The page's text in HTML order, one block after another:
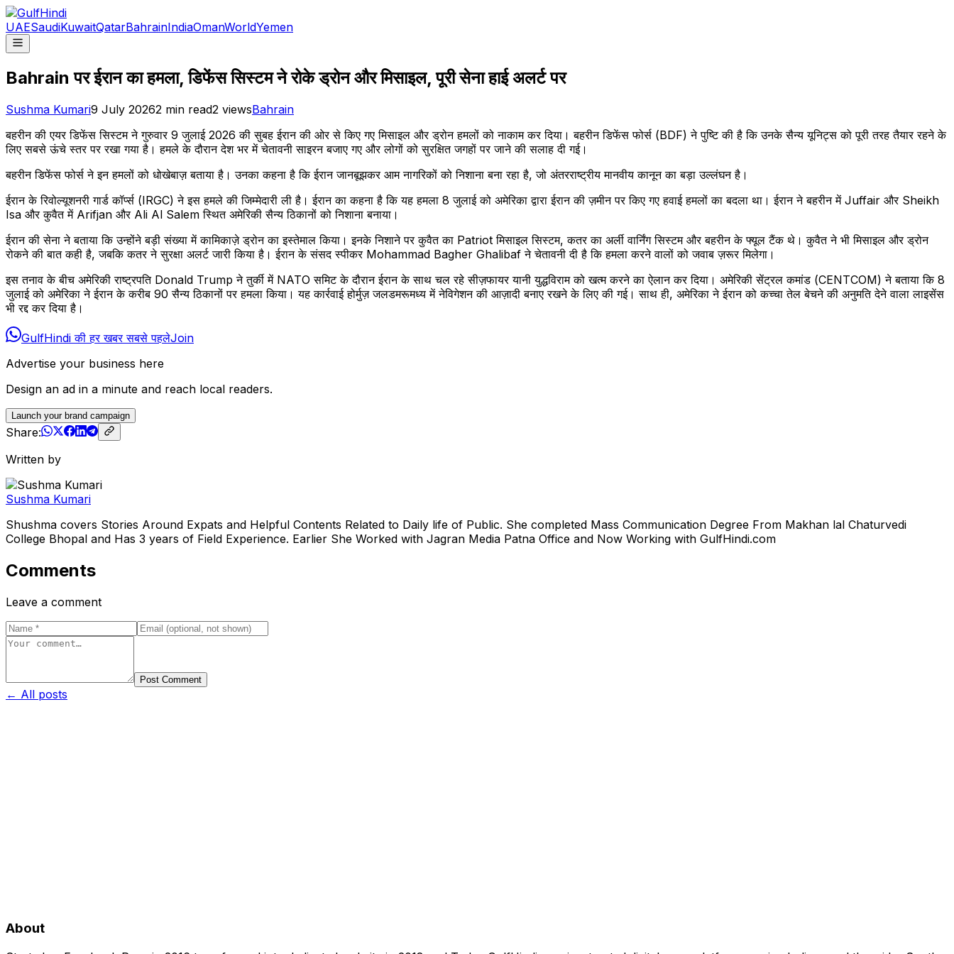
UAESaudiKuwaitQatarBahrainIndiaOmanWorldYemen
Bahrain पर ईरान का हमला, डिफेंस सिस्टम ने रोके ड्रोन और मिसाइल, पूरी सेना हाई अलर्ट पर
Sushma Kumari9 July 20262 min read2 viewsBahrain
बहरीन की एयर डिफेंस सिस्टम ने गुरुवार 9 जुलाई 2026 की सुबह ईरान की ओर से किए गए मिसाइल और ड्रोन हमलों को नाकाम कर दिया। बहरीन डिफेंस फोर्स (BDF) ने पुष्टि की है कि उनके सैन्य यूनिट्स को पूरी तरह तैयार रहने के
लिए सबसे ऊंचे स्तर पर रखा गया है। हमले के दौरान देश भर में चेतावनी साइरन बजाए गए और लोगों को सुरक्षित जगहों पर जाने की सलाह दी गई।
बहरीन डिफेंस फोर्स ने इन हमलों को धोखेबाज़ बताया है। उनका कहना है कि ईरान जानबूझकर आम नागरिकों को निशाना बना रहा है, जो अंतरराष्ट्रीय मानवीय कानून का बड़ा उल्लंघन है।
ईरान के रिवोल्यूशनरी गार्ड कॉर्प्स (IRGC) ने इस हमले की जिम्मेदारी ली है। ईरान का कहना है कि यह हमला 8 जुलाई को अमेरिका द्वारा ईरान की ज़मीन पर किए गए हवाई हमलों का बदला था। ईरान ने बहरीन में Juffair और Sheikh
Isa और कुवैत में Arifjan और Ali Al Salem स्थित अमेरिकी सैन्य ठिकानों को निशाना बनाया।
ईरान की सेना ने बताया कि उन्होंने बड़ी संख्या में कामिकाज़े ड्रोन का इस्तेमाल किया। इनके निशाने पर कुवैत का Patriot मिसाइल सिस्टम, कतर का अर्ली वार्निंग सिस्टम और बहरीन के फ्यूल टैंक थे। कुवैत ने भी मिसाइल और ड्रोन
रोकने की बात कही है, जबकि कतर ने सुरक्षा अलर्ट जारी किया है। ईरान के संसद स्पीकर Mohammad Bagher Ghalibaf ने चेतावनी दी है कि हमला करने वालों को जवाब ज़रूर मिलेगा।
इस तनाव के बीच अमेरिकी राष्ट्रपति Donald Trump ने तुर्की में NATO समिट के दौरान ईरान के साथ चल रहे सीज़फायर यानी युद्धविराम को खत्म करने का ऐलान कर दिया। अमेरिकी सेंट्रल कमांड (CENTCOM) ने बताया कि 8
जुलाई को अमेरिका ने ईरान के करीब 90 सैन्य ठिकानों पर हमला किया। यह कार्रवाई होर्मुज़ जलडमरूमध्य में नेविगेशन की आज़ादी बनाए रखने के लिए की गई। साथ ही, अमेरिका ने ईरान को कच्चा तेल बेचने की अनुमति देने वाला लाइसेंस
भी रद्द कर दिया है।
GulfHindi की हर खबर सबसे पहलेJoin
Advertise your business here
Design an ad in a minute and reach local readers.
Launch your brand campaign
Share:
Written by
Sushma Kumari
Shushma covers Stories Around Expats and Helpful Contents Related to Daily life of Public. She completed Mass Communication Degree From Makhan lal Chaturvedi
College Bhopal and Has 3 years of Field Experience. Earlier She Worked with Jagran Media Patna Office and Now Working with GulfHindi.com
Comments
Leave a comment
Post Comment
← All posts
About